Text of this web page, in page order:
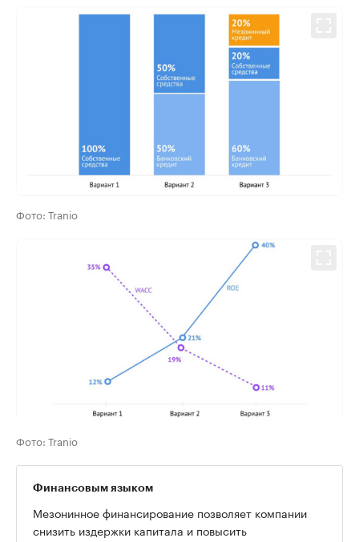
Фото: Tranio
Фото: Tranio
Финансовым языком
Мезонинное финансирование позволяет компании
снизить издержки капитала и повысить